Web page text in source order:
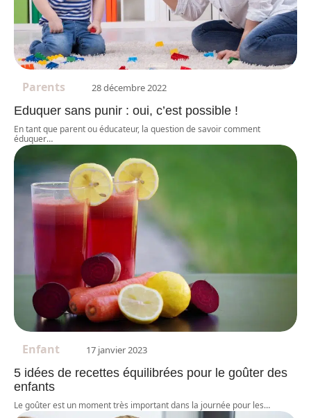
Parents 28 décembre 2022
Eduquer sans punir : oui, c’est possible !
En tant que parent ou éducateur, la question de savoir comment
éduquer…
Enfant 17 janvier 2023
5 idées de recettes équilibrées pour le goûter des
enfants
Le goûter est un moment très important dans la journée pour les…